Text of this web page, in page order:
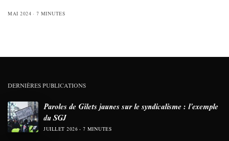
MAI 2024 7 MINUTES
DERNIÈRES PUBLICATIONS
Paroles de Gilets jaunes sur le syndicalisme : l’exemple
du SGJ
JUILLET 2026 7 MINUTES